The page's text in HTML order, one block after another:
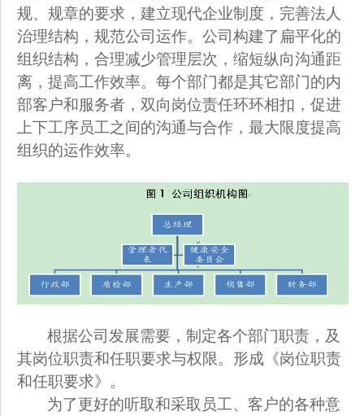
规、规章的要求，建立现代企业制度，完善法人
治理结构，规范公司运作。公司构建了扁平化的
组织结构，合理减少管理层次，缩短纵向沟通距
离，提高工作效率。每个部门都是其它部门的内
部客户和服务者，双向岗位责任环环相扣，促进
上下工序员工之间的沟通与合作，最大限度提高
组织的运作效率。
根据公司发展需要，制定各个部门职责，及
其岗位职责和任职要求与权限。形成《岗位职责
和任职要求》。
为了更好的听取和采取员工、客户的各种意